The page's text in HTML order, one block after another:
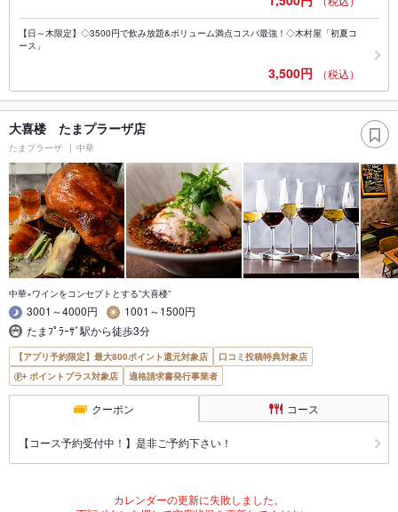
【日～木限定】◇3500円で飲み放題&ボリューム満点コスパ最強！◇木村屋「初夏コ
ース」
3,500円 （税込）
大喜楼 たまプラーザ店
たまプラーザ 中華
中華×ワインをコンセプトとする”大喜楼”
3001～4000円
1001～1500円
たまﾌﾟﾗｰｻﾞ駅から徒歩3分
【アプリ予約限定】最大800ポイント還元対象店
口コミ投稿特典対象店
ポイントプラス対象店
適格請求書発行事業者
クーポン コース
【コース予約受付中！】是非ご予約下さい！
カレンダーの更新に失敗しました。